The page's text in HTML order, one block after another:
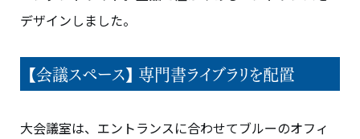
デザインしました。
【会議スペース】 専門書ライブラリを配置
大会議室は、エントランスに合わせてブルーのオフィ